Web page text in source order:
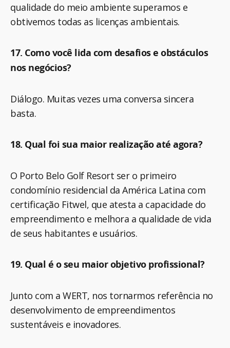
qualidade do meio ambiente superamos e
obtivemos todas as licenças ambientais.
17. Como você lida com desafios e obstáculos
nos negócios?
Diálogo. Muitas vezes uma conversa sincera
basta.
18. Qual foi sua maior realização até agora?
O Porto Belo Golf Resort ser o primeiro
condomínio residencial da América Latina com
certificação Fitwel, que atesta a capacidade do
empreendimento e melhora a qualidade de vida
de seus habitantes e usuários.
19. Qual é o seu maior objetivo profissional?
Junto com a WERT, nos tornarmos referência no
desenvolvimento de empreendimentos
sustentáveis e inovadores.